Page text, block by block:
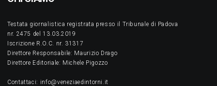
Testata giornalistica registrata presso il Tribunale di Padova
nr. 2475 del 13.03.2019
Iscrizione R.O.C. nr. 31317
Direttore Responsabile: Maurizio Drago
Direttore Editoriale: Michele Pigozzo
Contattaci: info@veneziaedintorni.it